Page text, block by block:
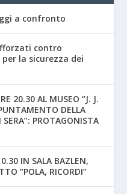
a confronto
contro
la sicurezza dei
20.30 AL MUSEO “J. J.
DELLA
SERA”: PROTAGONISTA
IN SALA BAZLEN,
“POLA, RICORDI”